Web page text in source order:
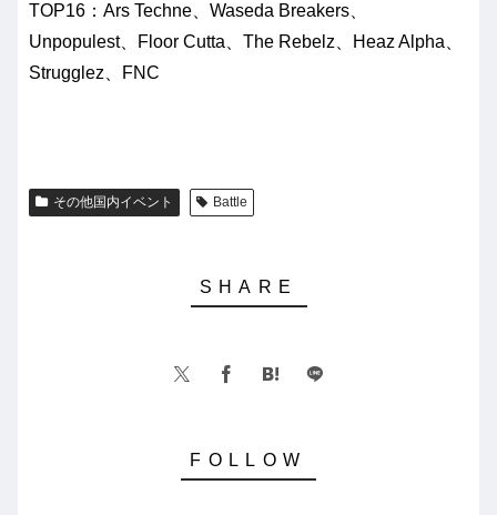
TOP16：Ars Techne、Waseda Breakers、
Unpopulest、Floor Cutta、The Rebelz、Heaz Alpha、
Strugglez、FNC
その他国内イベント Battle